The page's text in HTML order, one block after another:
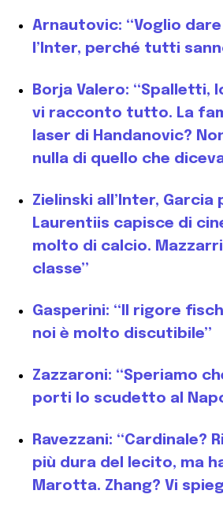
Arnautovic: “Voglio
l’Inter, perché tutti
Borja Valero: “Spalletti,
vi racconto tutto. La
laser di Handanovic?
nulla di quello che
Zielinski all’Inter, Garcia
Laurentiis capisce di
molto di calcio.
classe”
Gasperini: “Il rigore
noi è molto discutibile”
Zazzaroni: “Speriamo
porti lo scudetto al
Ravezzani: “Cardinale?
più dura del lecito, ma
Marotta. Zhang? Vi